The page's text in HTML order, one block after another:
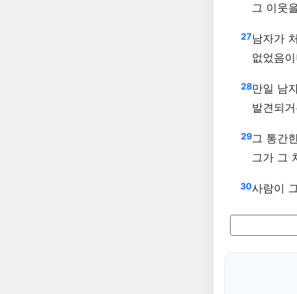
그 이웃
27남자가
없었음
28만일 남
발견되
29그 통간
그가 그
30사람이